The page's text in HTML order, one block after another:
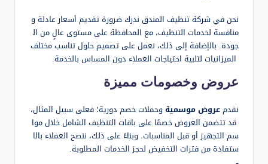
نحن في شركة تنظيف المندق ندرك ضرورة تقديم أسعار عادلة و
منافسة لخدمات التنظيف، مع المحافظة على مستوى عالٍ من ال
جودة. بالإضافة إلى ذلك، نعمل على تصميم حلول تناسب مختلف
الميزانيات لتلبية احتياجات العملاء دون المساس بالخدمة.
عروض وخصومات مميزة
نقدمعروض موسميةوحملات خصم دورية؛ فعلى سبيل المثال،
قد تتضمن العروض خصمًا على باقات التنظيف الشامل خلال موا
سم التجهيز أو قبل المناسبات. وبناءً على ذلك، ننصح العملاء بالا
ستفادة من فترات التخفيض لحجز الخدمات المطلوبة.